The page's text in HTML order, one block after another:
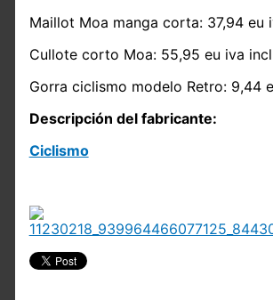
Maillot Moa manga corta: 37,94 eu
Cullote corto Moa: 55,95 eu iva
Gorra ciclismo modelo Retro: 9,44
Descripción del fabricante:
Ciclismo